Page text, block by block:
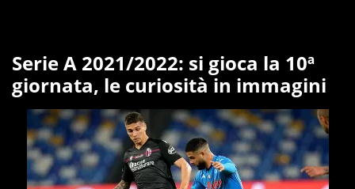
Serie A 2021/2022: si gioca la 10ª
giornata, le curiosità in immagini